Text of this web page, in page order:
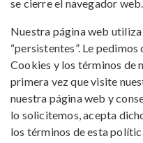
se cierre el navegador web.
Nuestra página web utiliza
“persistentes”. Le
Cookies y los términos de
primera vez que visite
nuestra página web y
lo solicitemos, acepta
los términos de esta